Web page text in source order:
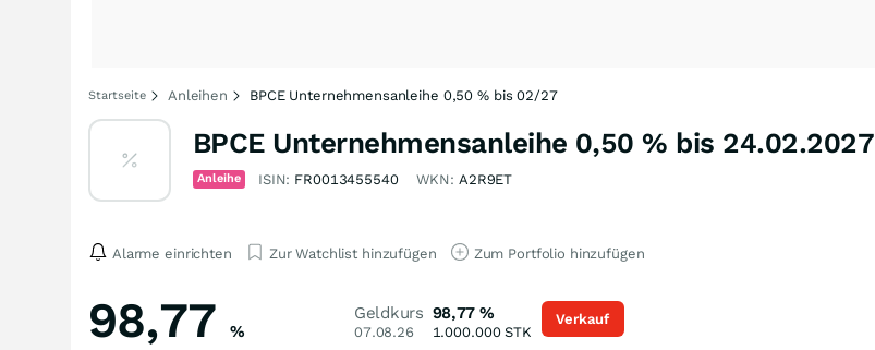
Startseite Anleihen BPCE Unternehmensanleihe 0,50 % bis 02/27
BPCE Unternehmensanleihe 0,50 % bis 24.02.2027
Anleihe ISIN: FR0013455540 WKN: A2R9ET
Alarme einrichten Zur Watchlist hinzufügen Zum Portfolio hinzufügen
98,77 %
Geldkurs
07.08.26
98,77 %
1.000.000STK
Verkauf